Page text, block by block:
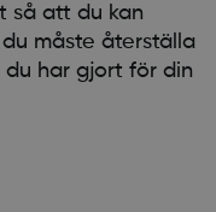
så att du kan
måste återställa
du har gjort för din